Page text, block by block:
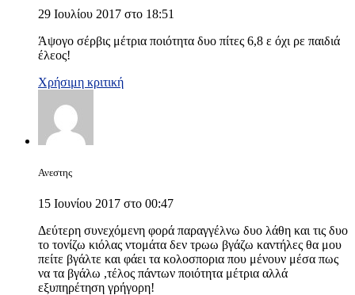
29 Ιουλίου 2017 στο 18:51
Άψογο σέρβις μέτρια ποιότητα δυο πίτες 6,8 ε όχι ρε παιδιά
έλεος!
Χρήσιμη κριτική
Ανεστης
15 Ιουνίου 2017 στο 00:47
Δεύτερη συνεχόμενη φορά παραγγέλνω δυο λάθη και τις δυο
το τονίζω κιόλας ντομάτα δεν τρωω βγάζω καντήλες θα μου
πείτε βγάλτε και φάει τα κολοσπορια που μένουν μέσα πως
να τα βγάλω ,τέλος πάντων ποιότητα μέτρια αλλά
εξυπηρέτηση γρήγορη!